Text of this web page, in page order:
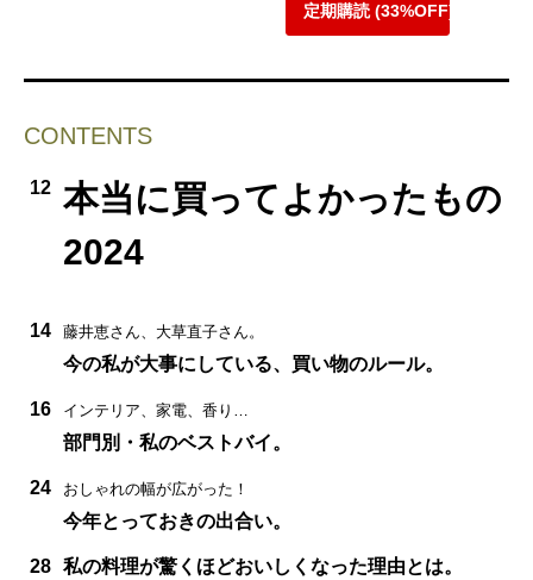
定期購読 (33%OFF)
CONTENTS
12 本当に買ってよかったもの
2024
14 藤井恵さん、大草直子さん。
今の私が大事にしている、買い物のルール。
16 インテリア、家電、香り…
部門別・私のベストバイ。
24 おしゃれの幅が広がった！
今年とっておきの出合い。
28 私の料理が驚くほどおいしくなった理由とは。